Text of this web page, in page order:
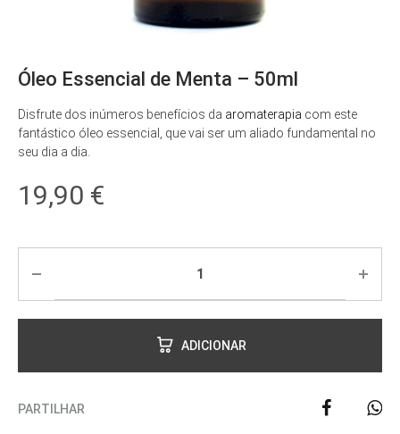
Óleo Essencial de Menta – 50ml
Disfrute dos inúmeros benefícios da aromaterapia com este
fantástico óleo essencial, que vai ser um aliado fundamental no
seu dia a dia.
19,90 €
ADICIONAR
PARTILHAR